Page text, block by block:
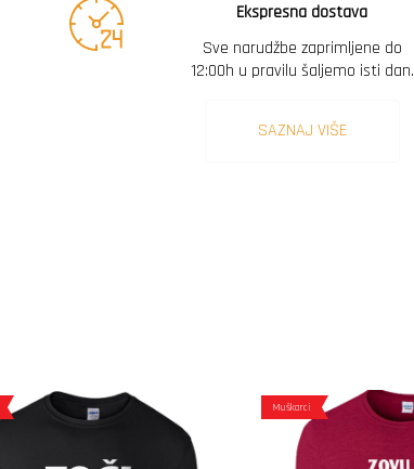
Ekspresna dostava
Sve narudžbe zaprimljene do
12:00h u pravilu šaljemo isti dan.
SAZNAJ VIŠE
Muškarci